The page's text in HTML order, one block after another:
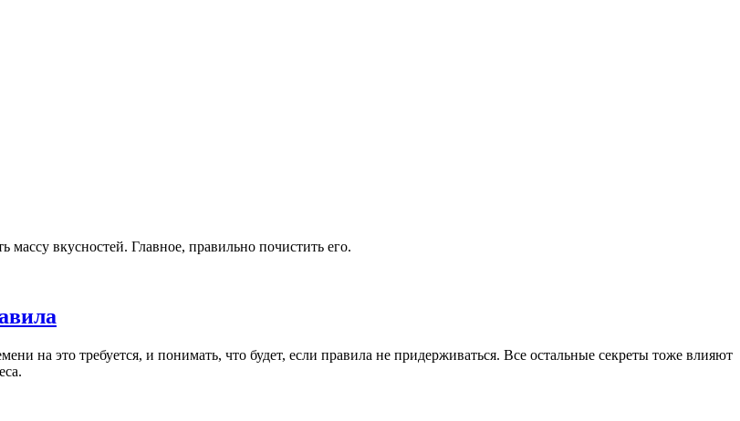
вкусностей. Главное, правильно почистить его.
на это требуется, и понимать, что будет, если правила не придерживаться. Все остальные секреты тоже влияют